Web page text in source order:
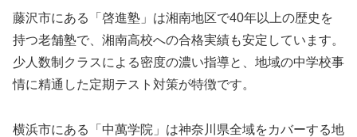
藤沢市にある「啓進塾」は湘南地区で40年以上の歴史を
持つ老舗塾で、湘南高校への合格実績も安定しています。
少人数制クラスによる密度の濃い指導と、地域の中学校事
情に精通した定期テスト対策が特徴です。
横浜市にある「中萬学院」は神奈川県全域をカバーする地